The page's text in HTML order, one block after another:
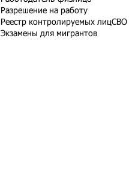
Разрешение на работу
Реестр контролируемых лицСВО
Экзамены для мигрантов